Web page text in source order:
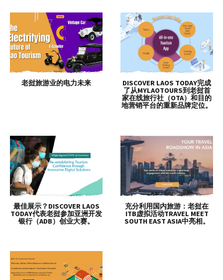
老挝旅游业的电力未来
DISCOVER LAOS TODAY完成
了从MYLAOTOURS到老挝首
家在线旅行社（OTA）和目的
地营销平台的重新品牌定位。
最佳展示？DISCOVER LAOS
TODAY代表老挝参加亚洲开发
银行（ADB）创业大赛。
充分利用国内旅游：老挝在
ITB虚拟活动TRAVEL MEET
SOUTH EAST ASIA中亮相。